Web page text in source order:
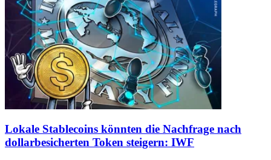
Lokale Stablecoins könnten die Nachfrage nach
dollarbesicherten Token steigern: IWF